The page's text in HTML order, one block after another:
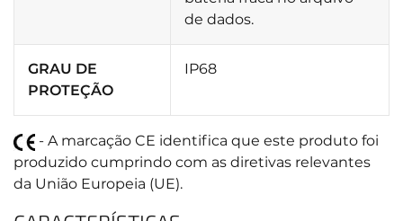
de dados.
GRAU DE
PROTEÇÃO
IP68
- A marcação CE identifica que este produto foi
produzido cumprindo com as diretivas relevantes
da União Europeia (UE).